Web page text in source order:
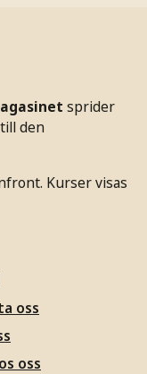
sprider
den
Kurser visas
oss
oss